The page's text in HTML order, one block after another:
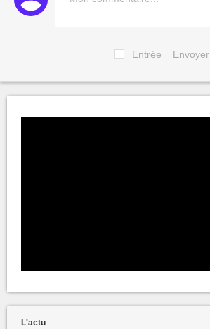
Entrée = Envoyer
L'actu